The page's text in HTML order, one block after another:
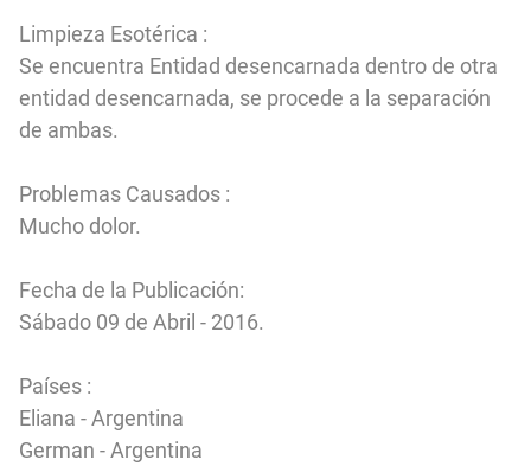
Limpieza Esotérica :
Se encuentra Entidad desencarnada dentro de otra
entidad desencarnada, se procede a la separación
de ambas.
Problemas Causados :
Mucho dolor.
Fecha de la Publicación:
Sábado 09 de Abril - 2016.
Países :
Eliana - Argentina
German - Argentina